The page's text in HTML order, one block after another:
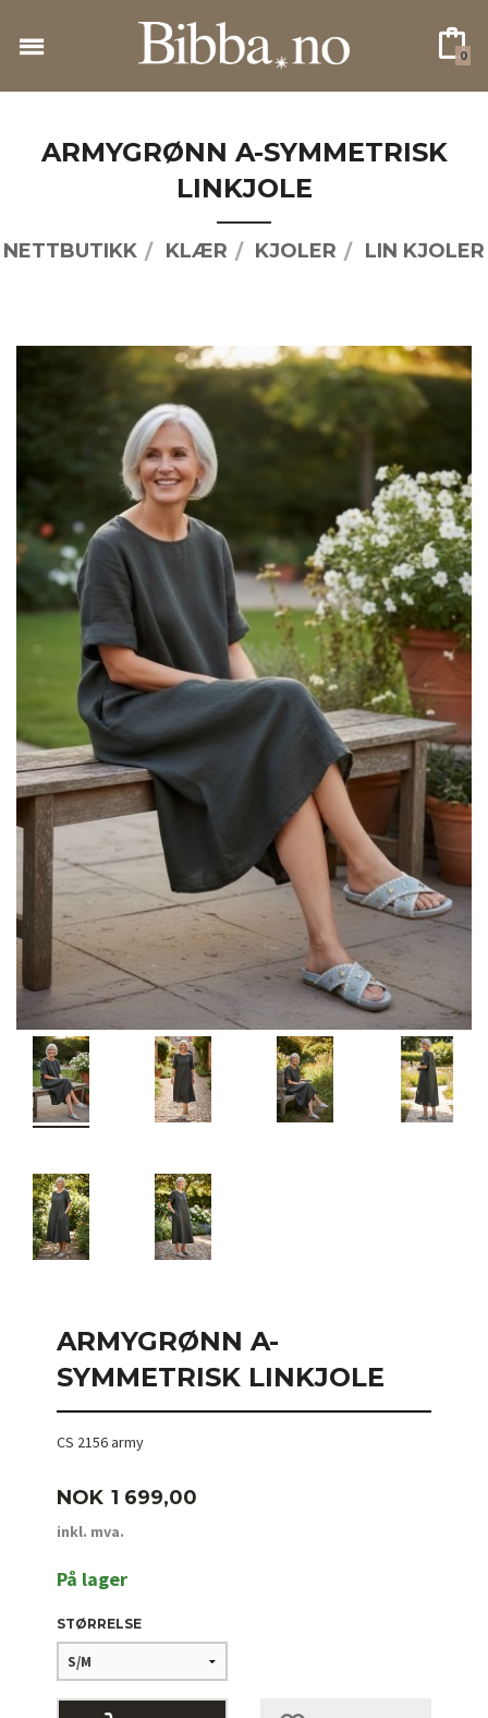
0
ARMYGRØNN A-SYMMETRISK
LINKJOLE
NETTBUTIKK KLÆR KJOLER LIN KJOLER
ARMYGRØNN A-
SYMMETRISK LINKJOLE
CS 2156 army
Pris
NOK 1 699,00
inkl. mva.
På lager
STØRRELSE